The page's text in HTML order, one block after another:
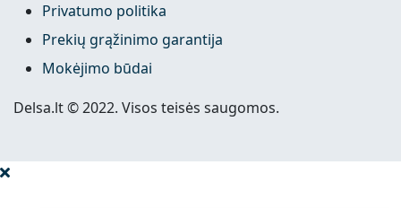
Privatumo politika
Prekių grąžinimo garantija
Mokėjimo būdai
Delsa.lt © 2022. Visos teisės saugomos.